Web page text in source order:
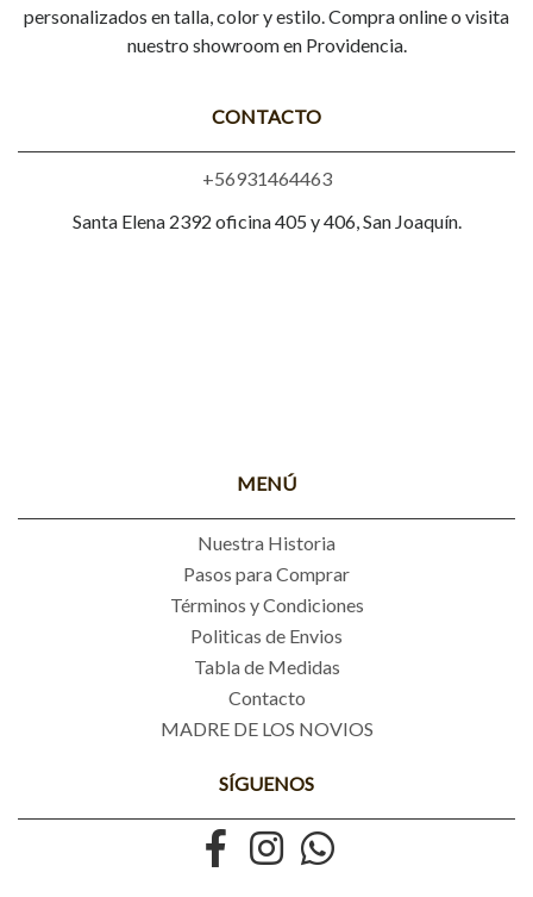
personalizados en talla, color y estilo. Compra online o visita
nuestro showroom en Providencia.
CONTACTO
+56931464463
Santa Elena 2392 oficina 405 y 406, San Joaquín.
MENÚ
Nuestra Historia
Pasos para Comprar
Términos y Condiciones
Politicas de Envios
Tabla de Medidas
Contacto
MADRE DE LOS NOVIOS
SÍGUENOS